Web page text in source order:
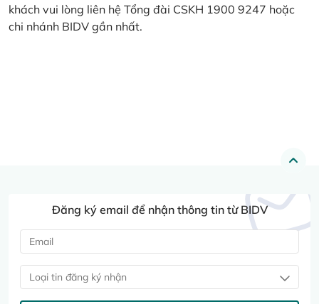
khách vui lòng liên hệ Tổng đài CSKH 1900 9247 hoặc
chi nhánh BIDV gần nhất.
Đăng ký email để nhận thông tin từ BIDV
Loại tin đăng ký nhận